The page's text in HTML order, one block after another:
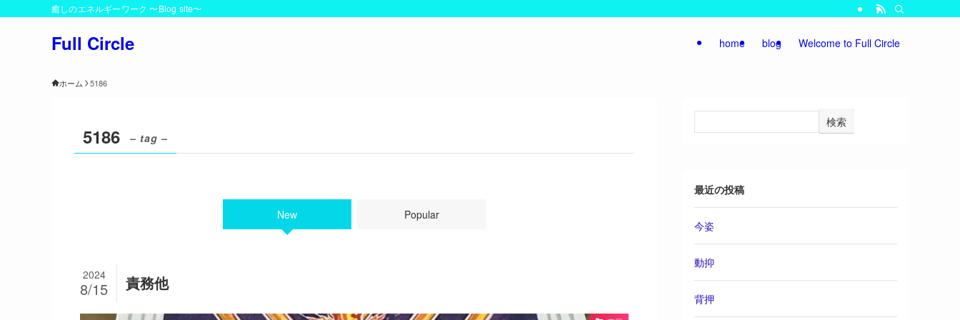
癒しのエネルギーワーク 〜Blog site〜
Full Circle home blog Welcome to Full Circle
ホーム 5186
5186 – tag –
New Popular
責務他
2024
8/15
検索
最近の投稿
今姿
動抑
背押